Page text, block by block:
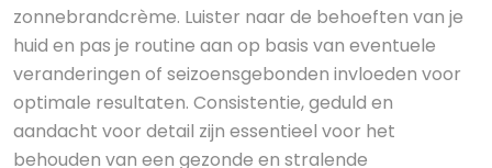
zonnebrandcrème. Luister naar de behoeften van je
huid en pas je routine aan op basis van eventuele
veranderingen of seizoensgebonden invloeden voor
optimale resultaten. Consistentie, geduld en
aandacht voor detail zijn essentieel voor het
behouden van een gezonde en stralende